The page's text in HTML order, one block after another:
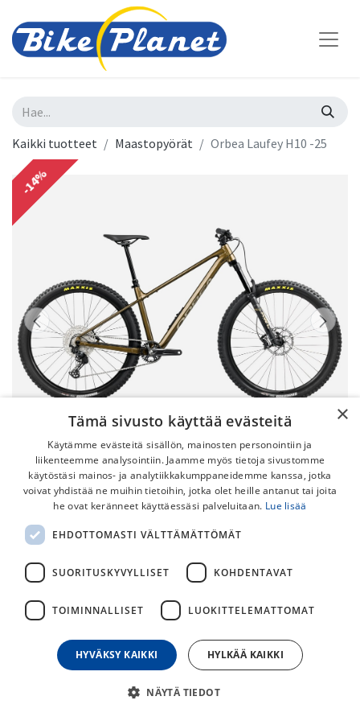
Kaikki tuotteet Maastopyörät Orbea Laufey H10 -25
-14%
Orbea Laufey H10 -25
maasturi. Sitä ei ole suunniteltu vain yhtä ajajakuntaa
hauskanpitoon tehty pyörä on täydellinen kaikille!
1 799,00€ 2 099,00 €
×
Tämä sivusto käyttää evästeitä
Käytämme evästeitä sisällön, mainosten personointiin ja
liikenteemme analysointiin. Jaamme myös tietoja sivustomme
käytöstäsi mainos- ja analytiikkakumppaneidemme kanssa, jotka
voivat yhdistää ne muihin tietoihin, jotka olet heille antanut tai joita
he ovat keränneet käyttäessäsi palveluitaan. Lue lisää
EHDOTTOMASTI VÄLTTÄMÄTTÖMÄT
SUORITUSKYVYLLISET KOHDENTAVAT
TOIMINNALLISET LUOKITTELEMATTOMAT
HYVÄKSY KAIKKI HYLKÄÄ KAIKKI
NÄYTÄ TIEDOT